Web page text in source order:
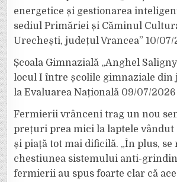
energetice și gestionarea
sediul Primăriei și Căminul
Urechești, județul Vrancea” 10/07/
Școala Gimnazială „Anghel
locul I între școlile gimnaziale din
la Evaluarea Națională 09/07/2026
Fermierii vrânceni trag un nou
prețuri prea mici la laptele vândut
și piață tot mai dificilă. „În plus, se
chestiunea sistemului anti-
fermierii au spus foarte clar că